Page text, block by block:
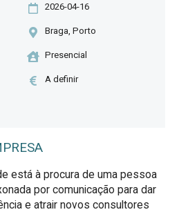
2026-04-16
Braga, Porto
Presencial
A definir
está à procura de uma pessoa
por comunicação para dar
e atrair novos consultores